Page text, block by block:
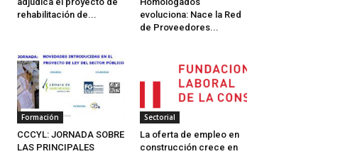
rehabilitación de...
evoluciona: Nace la Red
de Proveedores...
Formación
CCCYL: JORNADA SOBRE
LAS PRINCIPALES
Sectorial
La oferta de empleo en
construcción crece en